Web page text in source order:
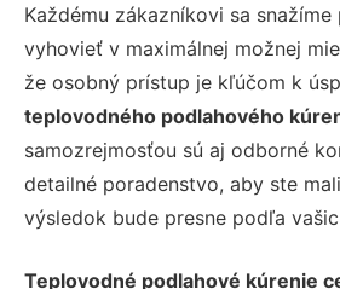
Každému zákazníkovi sa
vyhovieť v maximálnej možnej
že osobný prístup je kľúčom k
teplovodného podlahového
samozrejmosťou sú aj odborné
detailné poradenstvo, aby ste
výsledok bude presne podľa
Teplovodné podlahové kúrenie